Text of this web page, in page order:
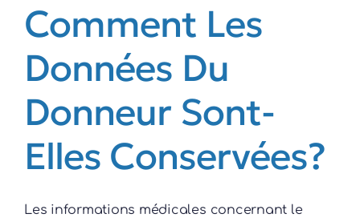
Comment Les
Données Du
Donneur Sont-
Elles Conservées?
Les informations médicales concernant le